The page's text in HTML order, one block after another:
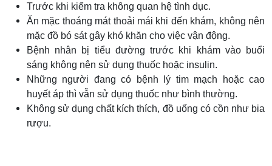
Trước khi kiểm tra không quan hệ tình dục.
Ăn mặc thoáng mát thoải mái khi đến khám, không nên
mặc đồ bó sát gây khó khăn cho việc vận động.
Bệnh nhân bị tiểu đường trước khi khám vào buổi
sáng không nên sử dụng thuốc hoặc insulin.
Những người đang có bệnh lý tim mạch hoặc cao
huyết áp thì vẫn sử dụng thuốc như bình thường.
Không sử dụng chất kích thích, đồ uống có cồn như bia
rượu.